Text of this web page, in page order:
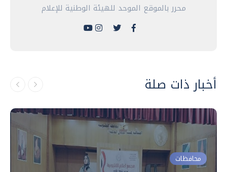
محرر بالموقع الموحد للهيئة الوطنية للإعلام
أخبار ذات صلة
محافظات